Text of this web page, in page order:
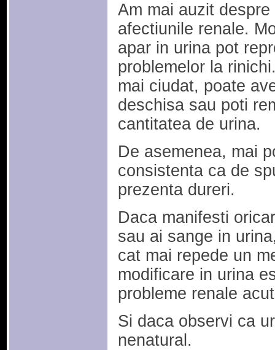
Am mai auzit
afectiunile renale.
apar in urina pot
problemelor la
mai ciudat, poate
deschisa sau poti
cantitatea de urina.
De asemenea, mai
consistenta ca de
prezenta dureri.
Daca manifesti
sau ai sange in
cat mai repede un
modificare in urina
probleme renale
Si daca observi ca
nenatural.